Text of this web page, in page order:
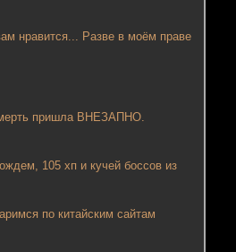
нравится... Разве в моём праве
пришла ВНЕЗАПНО.
105 хп и кучей боссов из
по китайским сайтам